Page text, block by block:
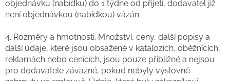
objednávku (nabídku) do 1 týdne od přijetí, dodavatel již
není objednávkou (nabídkou) vázán.
4. Rozměry a hmotnosti. Množství, ceny, další popisy a
další údaje, které jsou obsažené v katalozích, oběžnících,
reklamách nebo cenících, jsou pouze přibližné a nejsou
pro dodavatele závazné, pokud nebyly výslovně